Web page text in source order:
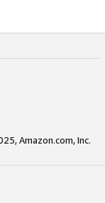
Amazon.com, Inc.